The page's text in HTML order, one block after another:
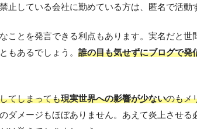
止している会社に勤めている方は、匿名で活動
ことを発言できる利点もあります。実名だと
もあるでしょう。 誰の目も気せずにブログで発
てしまっても現実世界への影響が少ないのもメ
ダメージもほぼありません。あえて炎上させ